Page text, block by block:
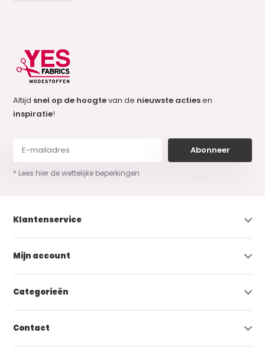
Altijd snel op de hoogtevan de nieuwste actiesen
inspiratie!
Abonneer
* Lees hier de wettelijke beperkingen
Klantenservice
Mijn account
Categorieën
Contact